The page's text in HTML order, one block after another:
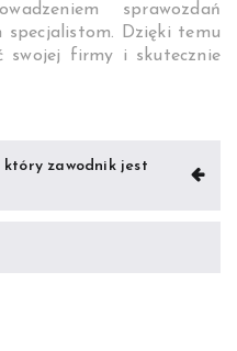
sprawozdań
specjalistom. Dzięki temu
swojej firmy i skutecznie
który zawodnik jest